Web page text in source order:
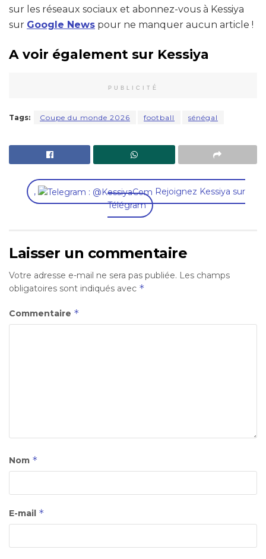
sur les réseaux sociaux et abonnez-vous à Kessiya
sur Google News pour ne manquer aucun article !
A voir également sur Kessiya
PUBLICITÉ
Tags: Coupe du monde 2026 football sénégal
,
Rejoignez Kessiya sur
Télégram
Laisser un commentaire
Votre adresse e-mail ne sera pas publiée. Les champs
obligatoires sont indiqués avec *
Commentaire *
Nom *
E-mail *